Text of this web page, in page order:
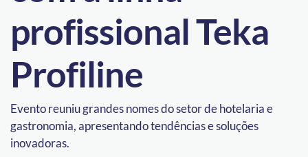
profissional Teka
Profiline
Evento reuniu grandes nomes do setor de hotelaria e
gastronomia, apresentando tendências e soluções
inovadoras.